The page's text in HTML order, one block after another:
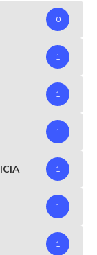
0
1
1
1
1
1
1